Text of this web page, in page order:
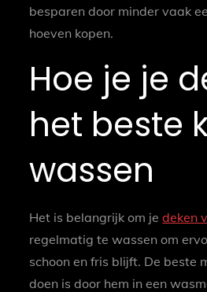
besparen door minder vaak
hoeven kopen.
Hoe je je
het beste
wassen
Het is belangrijk om jedeken
regelmatig te wassen om
schoon en fris blijft. De beste
doen is door hem in een